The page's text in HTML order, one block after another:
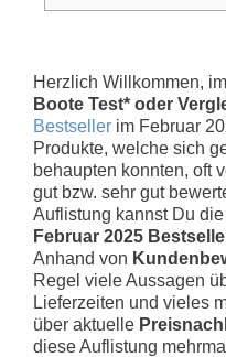
Herzlich Willkommen, im
Boote Test* oder
Bestseller im Februar
Produkte, welche sich
behaupten konnten, oft
gut bzw. sehr gut
Auflistung kannst Du die
Februar 2025
Anhand von
Regel viele Aussagen
Lieferzeiten und vieles
über aktuelle
diese Auflistung